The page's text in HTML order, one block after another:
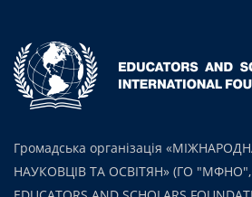
Громадська організація
НАУКОВЦІВ ТА ОСВІТЯН» (ГО "МФНО",